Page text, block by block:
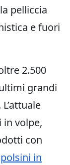
pelliccia
e fuori
2.500
grandi
in volpe,
con
polsini in